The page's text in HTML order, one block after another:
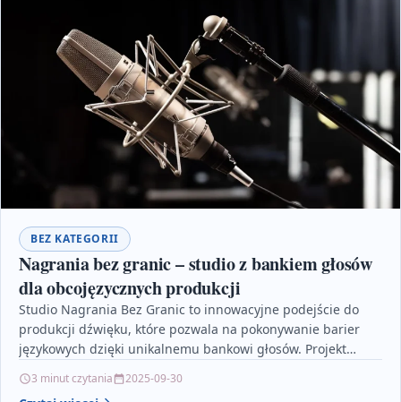
BEZ KATEGORII
Nagrania bez granic – studio z bankiem głosów
dla obcojęzycznych produkcji
Studio Nagrania Bez Granic to innowacyjne podejście do
produkcji dźwięku, które pozwala na pokonywanie barier
językowych dzięki unikalnemu bankowi głosów. Projekt
3 minut czytania 2025-09-30